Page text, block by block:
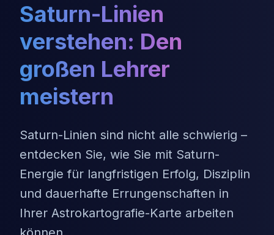
Saturn-Linien
verstehen: Den
großen Lehrer
meistern
Saturn-Linien sind nicht alle schwierig –
entdecken Sie, wie Sie mit Saturn-
Energie für langfristigen Erfolg, Disziplin
und dauerhafte Errungenschaften in
Ihrer Astrokartografie-Karte arbeiten